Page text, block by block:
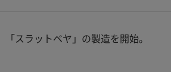
「スラットベヤ」の製造を開始。